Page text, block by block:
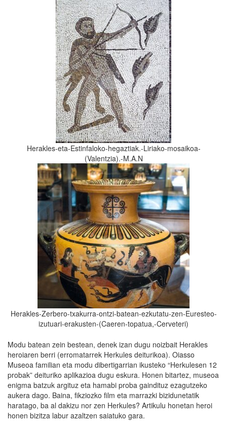
Herakles-eta-Estinfaloko-hegaztiak.-Liriako-mosaikoa-
(Valentzia).-M.A.N
Herakles-Zerbero-txakurra-ontzi-batean-ezkutatu-zen-Euresteo-
izutuari-erakusten-(Caeren-topatua,-Cerveteri)
Modu batean zein bestean, denek izan dugu noizbait Herakles
heroiaren berri (erromatarrek Herkules deiturikoa). Oiasso
Museoa familian eta modu dibertigarrian ikusteko “Herkulesen 12
probak” deituriko aplikazioa dugu eskura. Honen bitartez, museoa
enigma batzuk argituz eta hamabi proba gaindituz ezagutzeko
aukera dago. Baina, fikziozko film eta marrazki bizidunetatik
haratago, ba al dakizu nor zen Herkules? Artikulu honetan heroi
honen bizitza labur azaltzen saiatuko gara.